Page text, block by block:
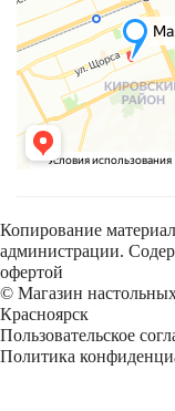
Копирование
администрации.
офертой
© Магазин
Красноярск
Пользовательское
Политика